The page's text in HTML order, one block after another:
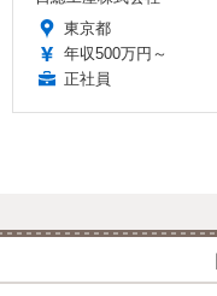
東京都
年収500万円～
正社員